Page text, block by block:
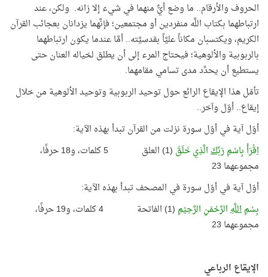
الحروف والأرقام.. ما وضع أيٌّ منهما في شيء إلا زانه. ولكن، عند
ارتباطهما بكتاب اللَّه منفردين أو مجتمعين؛ فإنَّهما يزدانان بعجائب القرآن
الكريم، ويكتسبان مكاناً عليَّاً بقدسيَّته.. أمَّا عندما يكون ارتباطهما
بالربوبية والألوهية؛ فيحتاج المرء إلى أن يطلق لخياله العنان حتى
يستطيع أن يحدِّد مدى تسامي مقامهما.
تأمّل هذا الإيقاع الرائع حول توحيد الربوبية وتوحيد الألوهية من خلال
إيقاع.. أوّل وآخر..
أوّل آية في أوّل سورة نزلت من القرآن تبدأ بهذه الآية:
اِقْرَأْ بِاسْمِرَبِّكَالَّذِي خَلَقَ
(1) العلق 5 كلمات، و18 حرفًا،
مجموعهما 23
أوّل آية في أوّل سورة في المصحف تبدأ بهذه الآية:
بِسْمِاللَّهِالرَّحْمَنِ الرَّحِيْمِ
(1) الفاتحة 4 كلمات، و19 حرفًا،
مجموعهما 23
الإيقاع الرباعي